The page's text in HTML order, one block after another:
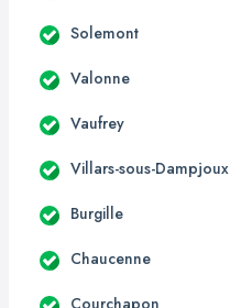
Solemont
Valonne
Vaufrey
Villars-sous-Dampjoux
Burgille
Chaucenne
Courchapon